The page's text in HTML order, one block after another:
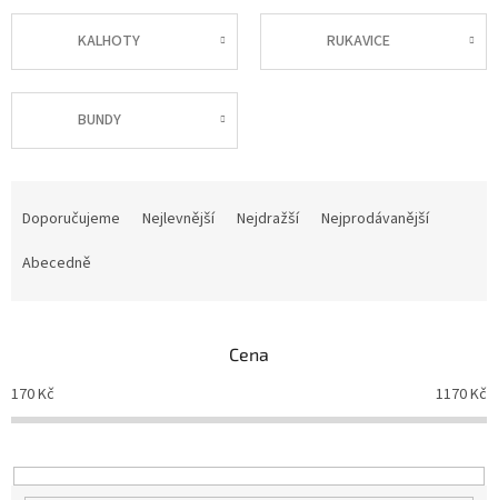
KALHOTY RUKAVICE
BUNDY
o
d
k
t
Doporučujeme Nejlevnější Nejdražší
Nejprodávanější
Abecedně
Cena
170Kč 1170Kč